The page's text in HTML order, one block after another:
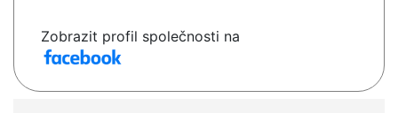
Zobrazit profil společnosti na